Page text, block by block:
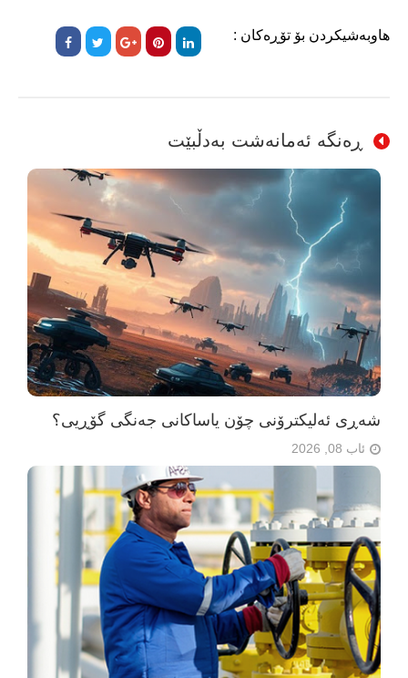
هاوبەشیکردن بۆ تۆڕەکان :
ڕەنگە ئەمانەشت بەدڵبێت
شەڕی ئەلیکترۆنی چۆن یاساکانی جەنگی گۆڕیی؟
ئاب 08, 2026